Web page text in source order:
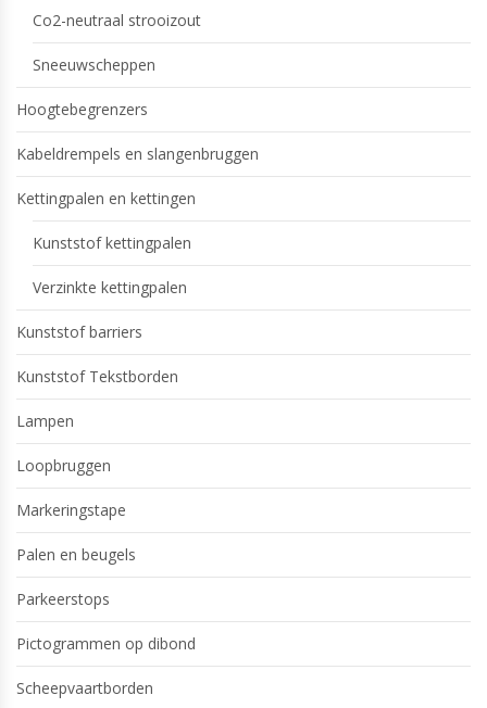
Co2-neutraal strooizout
Sneeuwscheppen
Hoogtebegrenzers
Kabeldrempels en slangenbruggen
Kettingpalen en kettingen
Kunststof kettingpalen
Verzinkte kettingpalen
Kunststof barriers
Kunststof Tekstborden
Lampen
Loopbruggen
Markeringstape
Palen en beugels
Parkeerstops
Pictogrammen op dibond
Scheepvaartborden